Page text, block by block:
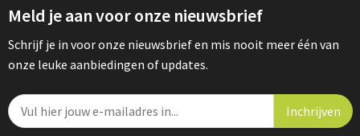
Meld je aan voor onze nieuwsbrief
Schrijf je in voor onze nieuwsbrief en mis nooit meer één van
onze leuke aanbiedingen of updates.